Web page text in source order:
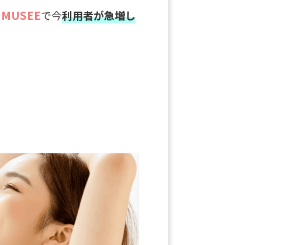
MUSEEで今利用者が急増し